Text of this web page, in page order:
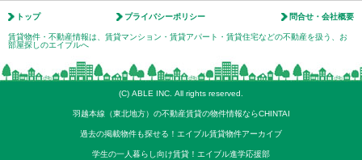
トップ プライバシーポリシー 問合せ・会社概要
賃貸物件・不動産情報は、賃貸マンション・賃貸アパート・賃貸住宅などの不動産を扱う、お
部屋探しのエイブルへ
(C) ABLE INC. All rights reserved.
羽越本線（東北地方）の不動産賃貸の物件情報ならCHINTAI
過去の掲載物件も探せる！エイブル賃貸物件アーカイブ
学生の一人暮らし向け賃貸！エイブル進学応援部